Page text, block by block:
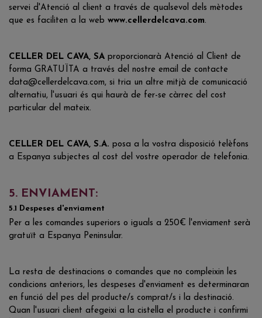
servei d'Atenció al client a través de qualsevol dels mètodes
que es faciliten a la web www.cellerdelcava.com.
CELLER DEL CAVA, SA proporcionarà Atenció al Client de
forma GRATUÏTA a través del nostre email de contacte
data@cellerdelcava.com, si tria un altre mitjà de comunicació
alternatiu, l'usuari és qui haurà de fer-se càrrec del cost
particular del mateix.
CELLER DEL CAVA, S.A. posa a la vostra disposició telèfons
a Espanya subjectes al cost del vostre operador de telefonia.
5. ENVIAMENT:
5.1 Despeses d'enviament
Per a les comandes superiors o iguals a 250€ l'enviament serà
gratuït a Espanya Peninsular.
La resta de destinacions o comandes que no compleixin les
condicions anteriors, les despeses d'enviament es determinaran
en funció del pes del producte/s comprat/s i la destinació.
Quan l'usuari client afegeixi a la cistella el producte i confirmi